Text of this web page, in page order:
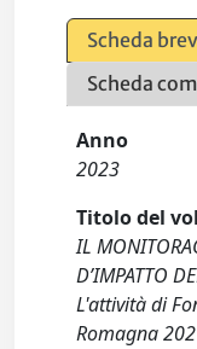
Scheda
Scheda
Anno
2023
Titolo del
IL
D’IMPATTO
L'attività di
Romagna